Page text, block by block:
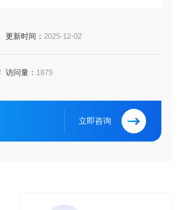
更新时间： 2025-12-02
访问量： 1879
立即咨询